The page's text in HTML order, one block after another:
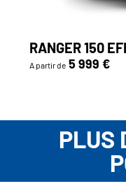
RANGER 150 EFI
A partir de 5 999 €
PLUS